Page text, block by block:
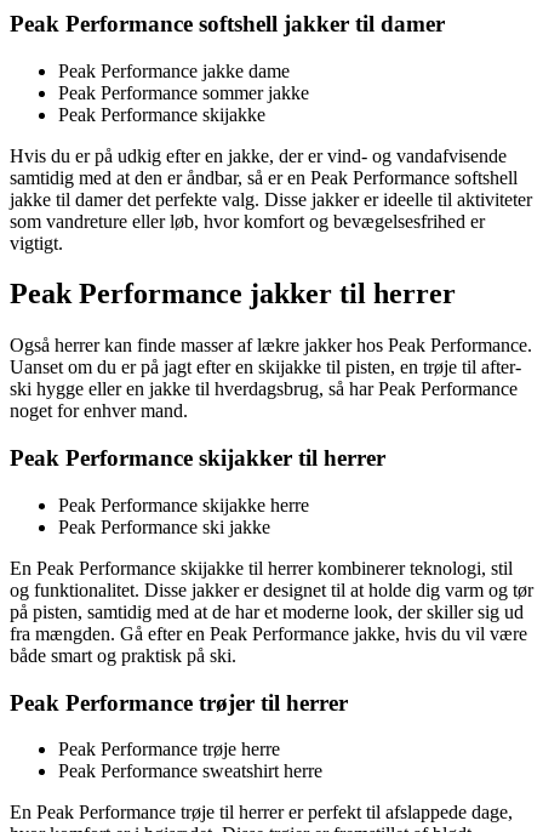
Peak Performance softshell jakker til damer
Peak Performance jakke dame
Peak Performance sommer jakke
Peak Performance skijakke
Hvis du er på udkig efter en jakke, der er vind- og vandafvisende
samtidig med at den er åndbar, så er en Peak Performance softshell
jakke til damer det perfekte valg. Disse jakker er ideelle til aktiviteter
som vandreture eller løb, hvor komfort og bevægelsesfrihed er
vigtigt.
Peak Performance jakker til herrer
Også herrer kan finde masser af lækre jakker hos Peak Performance.
Uanset om du er på jagt efter en skijakke til pisten, en trøje til after-
ski hygge eller en jakke til hverdagsbrug, så har Peak Performance
noget for enhver mand.
Peak Performance skijakker til herrer
Peak Performance skijakke herre
Peak Performance ski jakke
En Peak Performance skijakke til herrer kombinerer teknologi, stil
og funktionalitet. Disse jakker er designet til at holde dig varm og tør
på pisten, samtidig med at de har et moderne look, der skiller sig ud
fra mængden. Gå efter en Peak Performance jakke, hvis du vil være
både smart og praktisk på ski.
Peak Performance trøjer til herrer
Peak Performance trøje herre
Peak Performance sweatshirt herre
En Peak Performance trøje til herrer er perfekt til afslappede dage,